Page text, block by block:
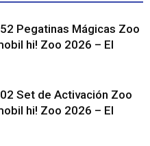
Pegatinas Mágicas Zoo
hi! Zoo 2026 – El
Set de Activación Zoo
hi! Zoo 2026 – El